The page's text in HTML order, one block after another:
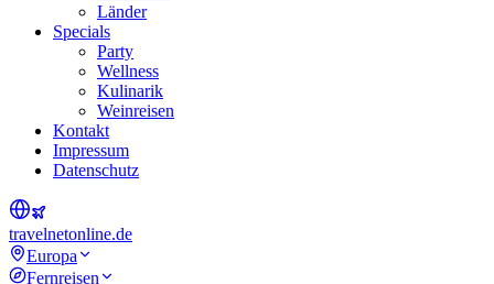
Länder
Specials
Party
Wellness
Kulinarik
Weinreisen
Kontakt
Impressum
Datenschutz
travelnetonline.de
Europa
Fernreisen